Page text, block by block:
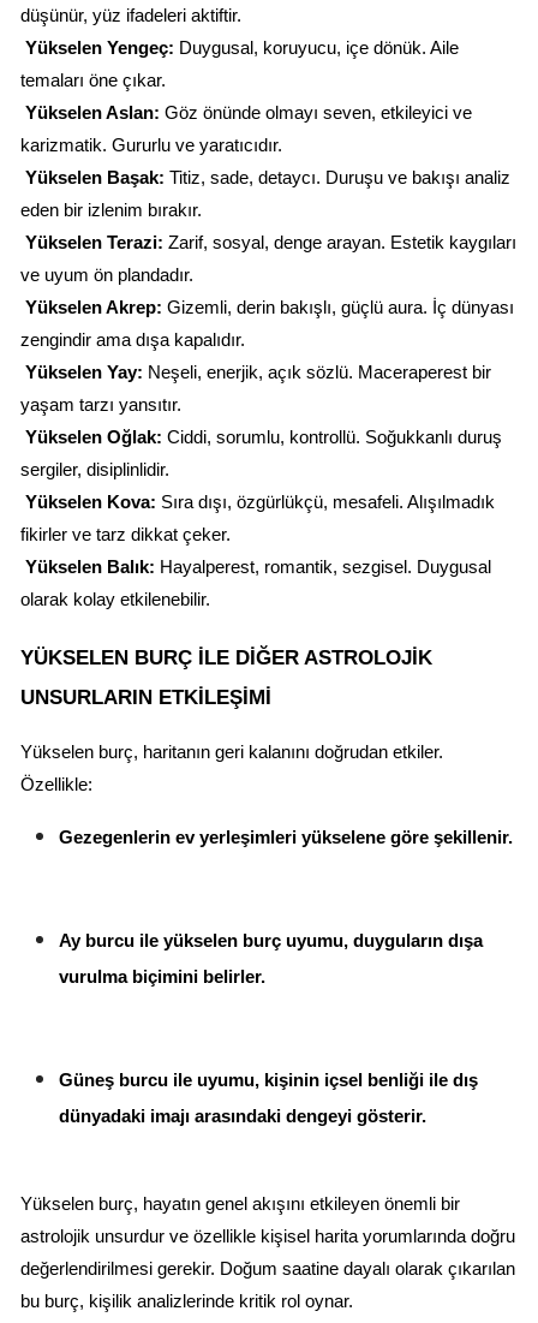
düşünür, yüz ifadeleri aktiftir.
Yükselen Yengeç: Duygusal, koruyucu, içe dönük. Aile
temaları öne çıkar.
Yükselen Aslan: Göz önünde olmayı seven, etkileyici ve
karizmatik. Gururlu ve yaratıcıdır.
Yükselen Başak: Titiz, sade, detaycı. Duruşu ve bakışı analiz
eden bir izlenim bırakır.
Yükselen Terazi: Zarif, sosyal, denge arayan. Estetik kaygıları
ve uyum ön plandadır.
Yükselen Akrep: Gizemli, derin bakışlı, güçlü aura. İç dünyası
zengindir ama dışa kapalıdır.
Yükselen Yay: Neşeli, enerjik, açık sözlü. Maceraperest bir
yaşam tarzı yansıtır.
Yükselen Oğlak: Ciddi, sorumlu, kontrollü. Soğukkanlı duruş
sergiler, disiplinlidir.
Yükselen Kova: Sıra dışı, özgürlükçü, mesafeli. Alışılmadık
fikirler ve tarz dikkat çeker.
Yükselen Balık: Hayalperest, romantik, sezgisel. Duygusal
olarak kolay etkilenebilir.
YÜKSELEN BURÇ ILE DIĞER ASTROLOJIK
UNSURLARIN ETKILEŞIMI
Yükselen burç, haritanın geri kalanını doğrudan etkiler.
Özellikle:
Gezegenlerin ev yerleşimleri yükselene göre şekillenir.
Ay burcu ile yükselen burç uyumu, duyguların dışa
vurulma biçimini belirler.
Güneş burcu ile uyumu, kişinin içsel benliği ile dış
dünyadaki imajı arasındaki dengeyi gösterir.
Yükselen burç, hayatın genel akışını etkileyen önemli bir
astrolojik unsurdur ve özellikle kişisel harita yorumlarında doğru
değerlendirilmesi gerekir. Doğum saatine dayalı olarak çıkarılan
bu burç, kişilik analizlerinde kritik rol oynar.